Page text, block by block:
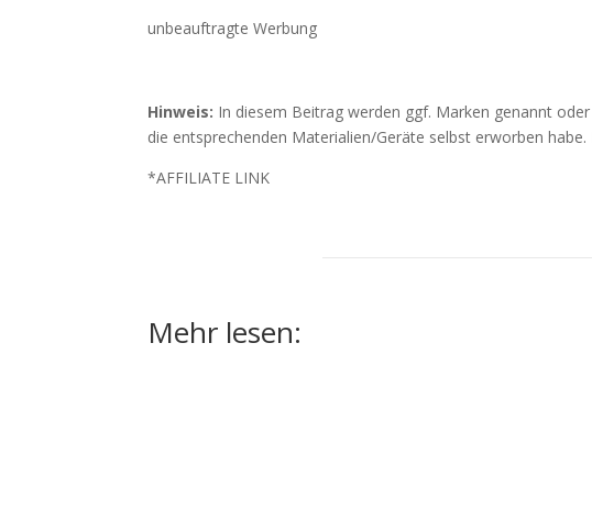
unbeauftragte Werbung
Hinweis: In diesem Beitrag werden ggf. Marken genannt
die entsprechenden Materialien/Geräte selbst erworben
*AFFILIATE LINK
Mehr lesen: